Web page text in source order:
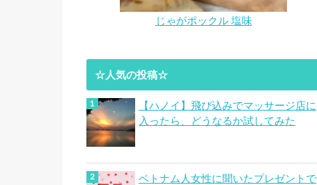
じゃがポックル 塩味
☆人気の投稿☆
【ハノイ】飛び込みでマッサージ店に
入ったら、どうなるか試してみた
ベトナム人女性に聞いたプレゼントで